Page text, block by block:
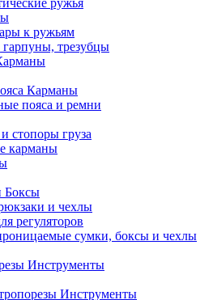
ружья
к ружьям
трезубцы
Карманы
пояса и ремни
стопоры груза
карманы
Боксы
и чехлы
регуляторов
сумки, боксы и чехлы
Инструменты
Инструменты